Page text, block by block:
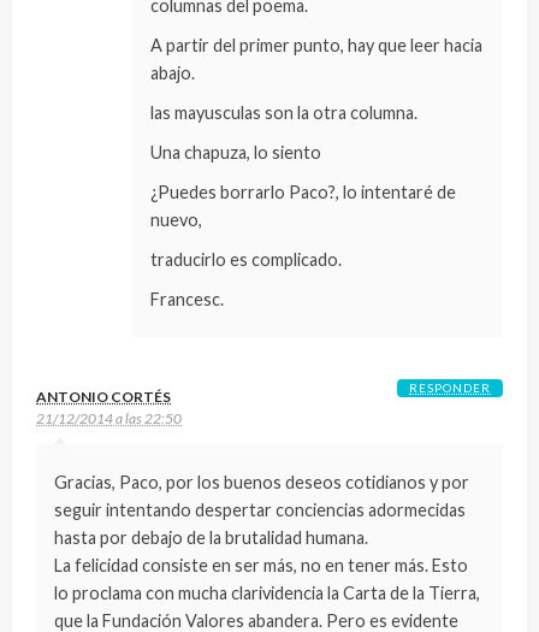
columnas del poema.
A partir del primer punto, hay que leer hacia
abajo.
las mayusculas son la otra columna.
Una chapuza, lo siento
¿Puedes borrarlo Paco?, lo intentaré de
nuevo,
traducirlo es complicado.
Francesc.
ANTONIO CORTÉS
21/12/2014 a las 22:50
Gracias, Paco, por los buenos deseos cotidianos y por
seguir intentando despertar conciencias adormecidas
hasta por debajo de la brutalidad humana.
La felicidad consiste en ser más, no en tener más. Esto
lo proclama con mucha clarividencia la Carta de la Tierra,
que la Fundación Valores abandera. Pero es evidente
RESPONDER